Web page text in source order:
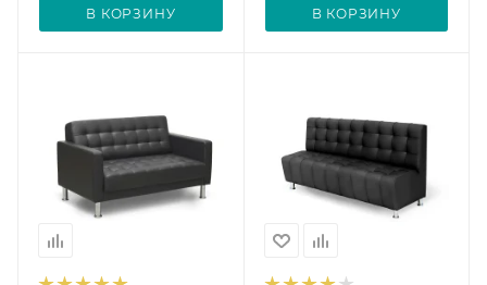
В КОРЗИНУ В КОРЗИНУ